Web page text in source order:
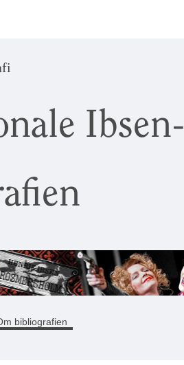
Ibsen-
bibliografien